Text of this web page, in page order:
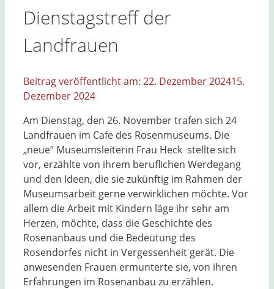
Dienstagstreff der
Landfrauen
22. Dezember 202415.
Dezember 2024
Am Dienstag, den 26. November trafen sich 24
Landfrauen im Cafe des Rosenmuseums. Die
„neue“ Museumsleiterin Frau Heck stellte sich
vor, erzählte von ihrem beruflichen Werdegang
und den Ideen, die sie zukünftig im Rahmen der
Museumsarbeit gerne verwirklichen möchte. Vor
allem die Arbeit mit Kindern läge ihr sehr am
Herzen, möchte, dass die Geschichte des
Rosenanbaus und die Bedeutung des
Rosendorfes nicht in Vergessenheit gerät. Die
anwesenden Frauen ermunterte sie, von ihren
Erfahrungen im Rosenanbau zu erzählen.